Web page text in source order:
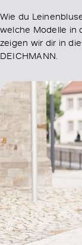
Wie du
welche Modelle in
zeigen wir dir in
DEICHMANN.